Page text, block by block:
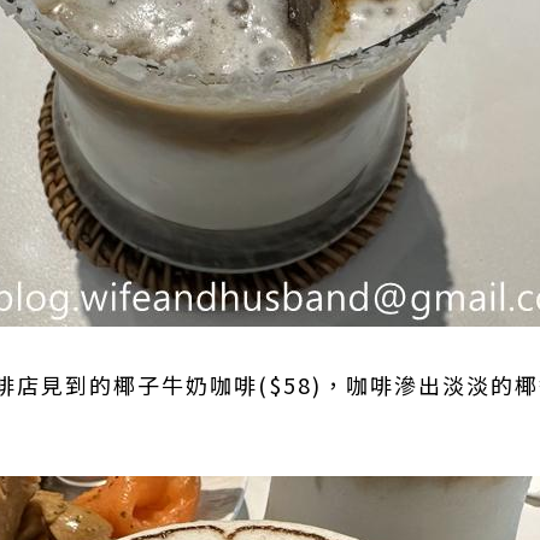
店見到的椰子牛奶咖啡($58)，咖啡滲出淡淡的